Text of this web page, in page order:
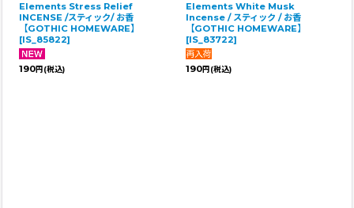
Elements Stress Relief
INCENSE /スティック/ お香
【GOTHIC HOMEWARE】
[IS_85822]
190円 (税込)
Elements White Musk
Incense / スティック / お香
【GOTHIC HOMEWARE】
[IS_83722]
190円 (税込)